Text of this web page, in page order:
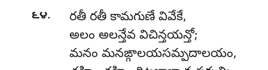
౬౪.
రతీ రతీ కామగుణే వివేకే,
అలం అలన్తేవ విచిన్తయన్తో;
మనం మనఙ్గాలయసమ్పదాలయం,